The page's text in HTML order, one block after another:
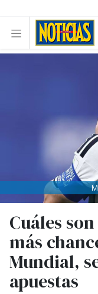
Cuáles
más
Mundial,
apuestas